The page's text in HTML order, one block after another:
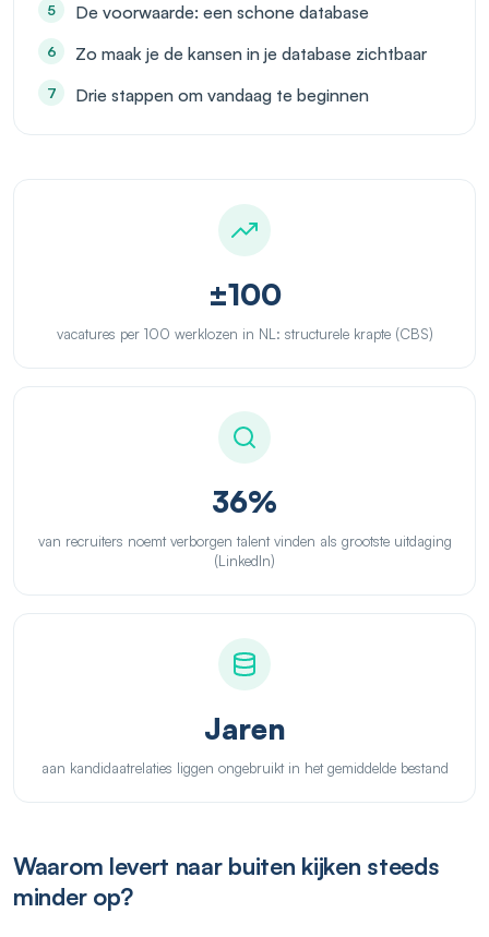
De voorwaarde: een schone database
Zo maak je de kansen in je database zichtbaar
Drie stappen om vandaag te beginnen
±100
vacatures per 100 werklozen in NL: structurele krapte (CBS)
36%
van recruiters noemt verborgen talent vinden als grootste uitdaging
(LinkedIn)
Jaren
aan kandidaatrelaties liggen ongebruikt in het gemiddelde bestand
Waarom levert naar buiten kijken steeds
minder op?